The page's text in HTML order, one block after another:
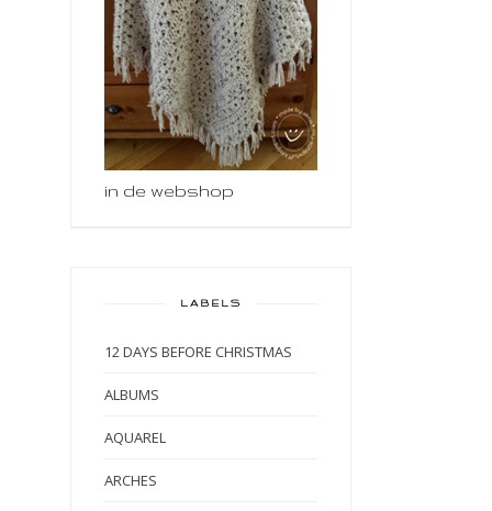
in de webshop
LABELS
12 DAYS BEFORE CHRISTMAS
ALBUMS
AQUAREL
ARCHES